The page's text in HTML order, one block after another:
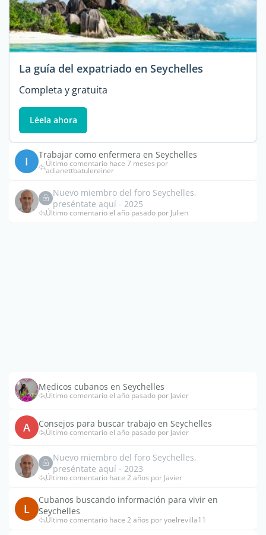
La guía del expatriado en Seychelles
Completa y gratuita
Léela ahora
I Trabajar como enfermera en Seychelles
Último comentario hace 7 meses por
adianettbatulereiner
Nuevo miembro del foro Seychelles,
preséntate aquí - 2025
Último comentario el año pasado por Julien
Medicos cubanos en Seychelles
Último comentario el año pasado por Javier
A Consejos para buscar trabajo en Seychelles
Último comentario el año pasado por Javier
Nuevo miembro del foro Seychelles,
preséntate aquí - 2023
Último comentario hace 2 años por Javier
L
Cubanos buscando información para vivir en
Seychelles
Último comentario hace 2 años por yoelrevilla11